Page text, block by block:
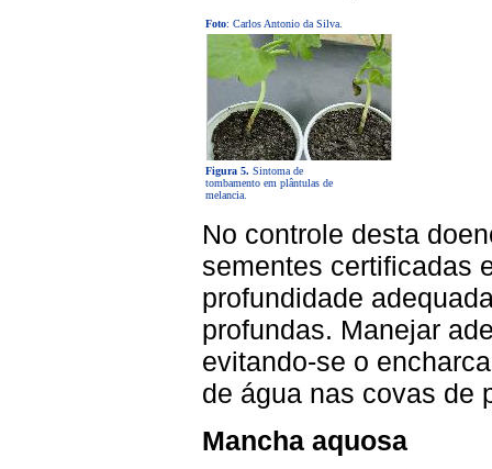
Foto: Carlos Antonio da Silva.
Figura 5. Sintoma de
tombamento em plântulas de
melancia.
No controle desta
sementes certificadas
profundidade
profundas. Manejar
evitando-se o
de água nas covas de
Mancha aquosa